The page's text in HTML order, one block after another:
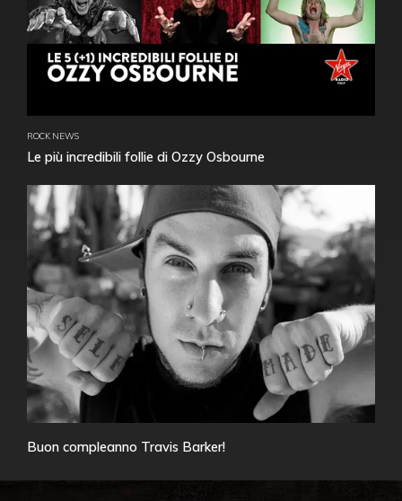
ROCK NEWS
Le più incredibili follie di Ozzy Osbourne
Buon compleanno Travis Barker!